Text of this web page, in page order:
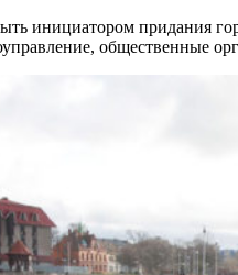
инициатором придания
общественные